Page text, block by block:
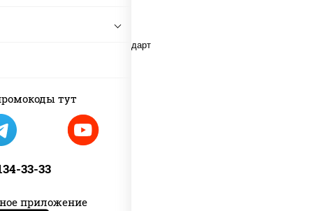
тут
33-33
приложение